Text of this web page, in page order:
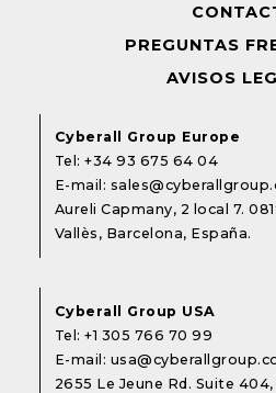
PREGUNTAS
AVISOS
Cyberall Group Europe
Tel:+34 93 675 64 04
E-mail:
Aureli Capmany, 2 local 7.
Vallès, Barcelona, España.
Cyberall Group USA
Tel:+1 305 766 70 99
E-mail:
2655 Le Jeune Rd. Suite 404,